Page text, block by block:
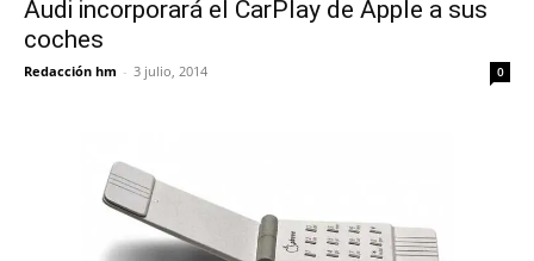
Audi incorporará el CarPlay de Apple a sus
coches
Redacción hm - 3 julio, 2014 0